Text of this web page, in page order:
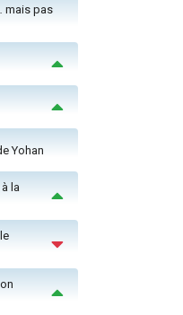
mais pas
Yohan
la